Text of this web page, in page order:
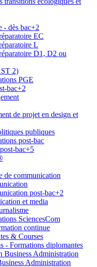
- dès bac+2
EC
L
D1, D2 ou
2)
PGE
bac+2
de projet en design et
publiques
post-bac
bac+5
de communication
post-bac+2
et media
SciencesCom
continue
& Courses
- Formations diplomantes
Administration
Administration